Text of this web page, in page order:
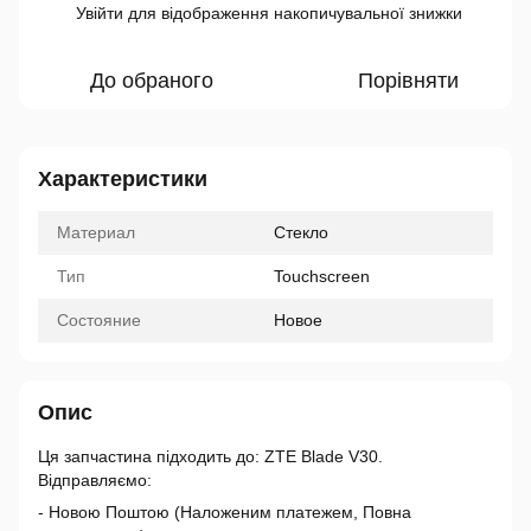
Увійти для відображення накопичувальної знижки
До обраного Порівняти
Характеристики
Материал Стекло
Тип Touchscreen
Состояние Новое
Опис
Ця запчастина підходить до: ZTE Blade V30.
Відправляємо:
- Новою Поштою (Наложеним платежем, Повна